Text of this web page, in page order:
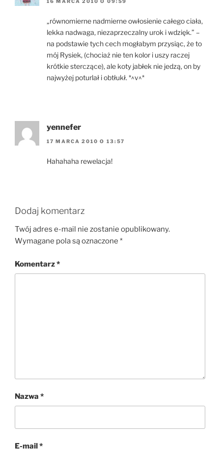
„równomierne nadmierne owłosienie całego ciała,
lekka nadwaga, niezaprzeczalny urok i wdzięk.” –
na podstawie tych cech mogłabym przysiąc, że to
mój Rysiek, (chociaż nie ten kolor i uszy raczej
krótkie sterczące), ale koty jabłek nie jedzą, on by
najwyżej poturlał i obtłukł. *^v^*
yennefer
17 MARCA 2010 O 13:57
Hahahaha rewelacja!
Dodaj komentarz
Twój adres e-mail nie zostanie opublikowany.
Wymagane pola są oznaczone *
Komentarz*
Nazwa *
E-mail*